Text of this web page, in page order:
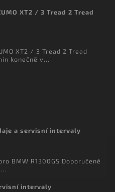
XT2 / 3 Tread 2 Tread
XT2 / 3 Tread 2 Tread
konečně v...
a servisní intervaly
BMW R1300GS Doporučené
intervaly